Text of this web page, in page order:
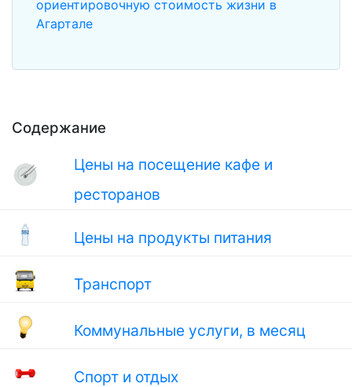
Содержание
Цены на посещение кафе и
ресторанов
Цены на продукты питания
Транспорт
Коммунальные услуги, в месяц
Спорт и отдых
ориентировочную стоимость жизни в
Агартале